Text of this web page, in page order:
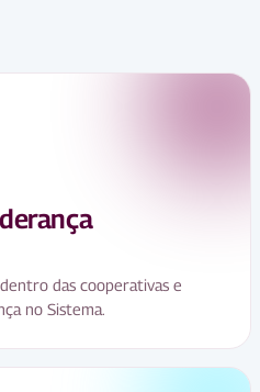
das cooperativas e
no Sistema.